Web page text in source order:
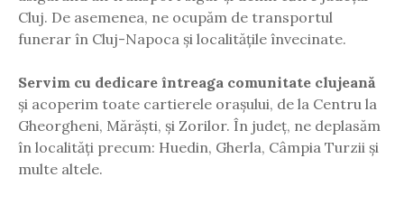
Cluj. De asemenea, ne ocupăm de transportul
funerar în Cluj-Napoca și localitățile învecinate.
Servim cu dedicare întreaga comunitate clujeană
și acoperim toate cartierele orașului, de la Centru la
Gheorgheni, Mărăști, și Zorilor. În județ, ne deplasăm
în localități precum: Huedin, Gherla, Câmpia Turzii și
multe altele.